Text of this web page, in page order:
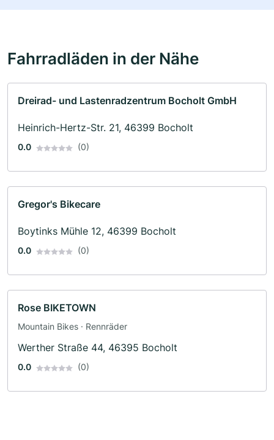
Fahrradläden in der Nähe
Dreirad- und Lastenradzentrum Bocholt GmbH
Heinrich-Hertz-Str. 21, 46399 Bocholt
0.0 (0)
Gregor's Bikecare
Boytinks Mühle 12, 46399 Bocholt
0.0 (0)
Rose BIKETOWN
Mountain Bikes · Rennräder
Werther Straße 44, 46395 Bocholt
0.0 (0)